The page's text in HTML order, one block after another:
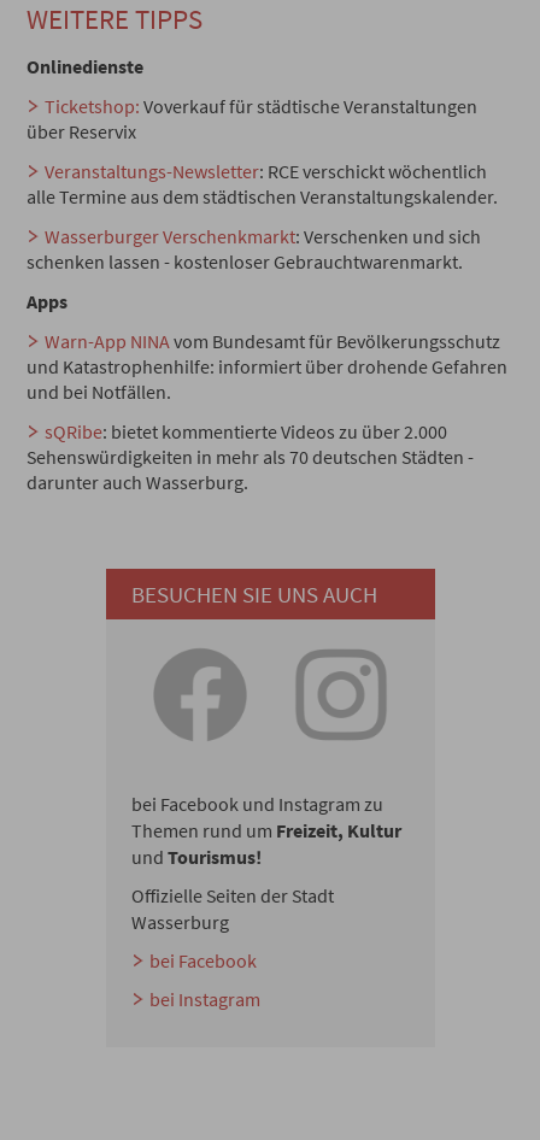
WEITERE TIPPS
Onlinedienste
Ticketshop: Voverkauf für städtische Veranstaltungen
über Reservix
Veranstaltungs-Newsletter: RCE verschickt wöchentlich
alle Termine aus dem städtischen Veranstaltungskalender.
Wasserburger Verschenkmarkt: Verschenken und sich
schenken lassen - kostenloser Gebrauchtwarenmarkt.
Apps
Warn-App NINAvom Bundesamt für Bevölkerungsschutz
und Katastrophenhilfe: informiert über drohende Gefahren
und bei Notfällen.
sQRibe: bietet kommentierte Videos zu über 2.000
Sehenswürdigkeiten in mehr als 70 deutschen Städten -
darunter auch Wasserburg.
BESUCHEN SIE UNS AUCH
bei Facebook und Instagram zu
Themen rund um Freizeit, Kultur
undTourismus!
Offizielle Seiten der Stadt
Wasserburg
bei Facebook
bei Instagram